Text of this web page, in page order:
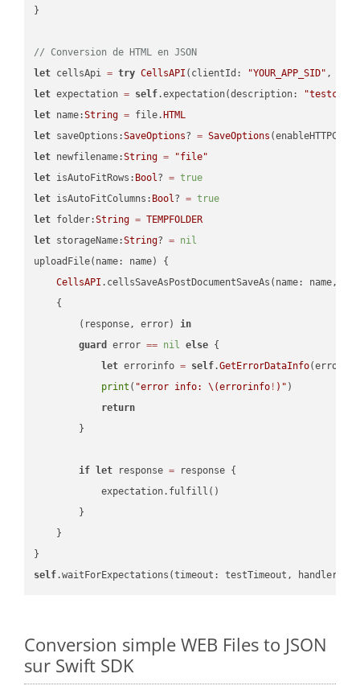
}
// Conversion de HTML en JSON
let cellsApi = try CellsAPI (clientId: "YOUR_APP_SID" ,
let expectation = self.expectation(description:
let name:String = file. HTML
let saveOptions:SaveOptions? = SaveOptions
let newfilename:String =
"file"
let isAutoFitRows: Bool? = true
let isAutoFitColumns: Bool? = true
let folder:String = TEMPFOLDER
let storageName:String? = nil
uploadFile(name: name) {
CellsAPI .cellsSaveAsPostDocumentSaveAs(name:
    {
        (response, error)
in
guard
error == nil else {
let errorinfo = self.GetErrorDataInfo(error:
print ( "error info: \(errorinfo ! ) " )
return
        }
if let response = response {
            expectation.fulfill()
        }
    }
self.waitForExpectations(timeout: testTimeout, handler:
Conversion simple WEB Files to JSON
sur Swift SDK